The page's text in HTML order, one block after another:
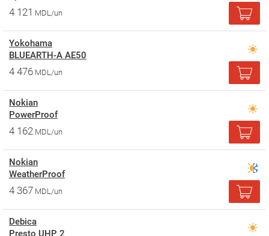
4 121 MDL/un
Yokohama
BLUEARTH-A AE50
4 476 MDL/un
Nokian
PowerProof
4 162 MDL/un
Nokian
WeatherProof
4 367 MDL/un
Debica
Presto UHP 2